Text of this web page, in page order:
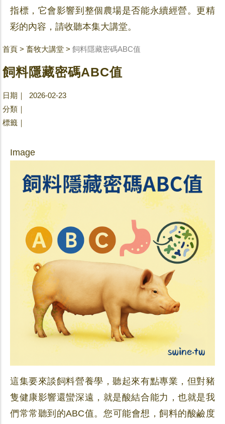
指標，它會影響到整個農場是否能永續經營。更精
彩的內容，請收聽本集大講堂。
首頁 > 畜牧大講堂 > 飼料隱藏密碼ABC值
飼料隱藏密碼ABC值
日期｜ 2026-02-23
分類｜
標籤｜
Image
這集要來談飼料營養學，聽起來有點專業，但對豬
隻健康影響還蠻深遠，就是酸結合能力，也就是我
們常常聽到的ABC值。您可能會想，飼料的酸鹼度